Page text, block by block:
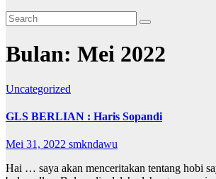
Bulan: Mei 2022
Uncategorized
GLS BERLIAN : Haris Sopandi
Mei 31, 2022 smkndawu
Hai … saya akan menceritakan tentang hobi